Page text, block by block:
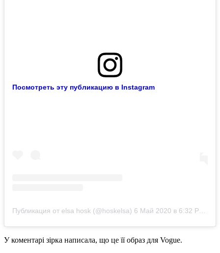
Посмотреть эту публикацию в Instagram
Публикация от elsa hosk (@hoskelsa) 6 Май 2020 в 6:32 PDT
У коментарі зірка написала, що це її образ для Vogue.